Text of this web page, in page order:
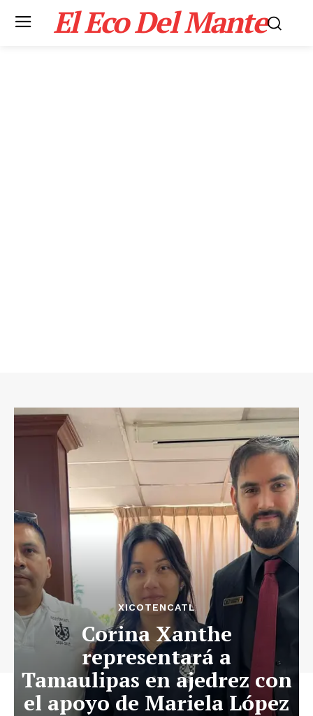
El Eco Del Mante
XICOTENCATL
Corina Xanthe
representará a
Tamaulipas en ajedrez con
el apoyo de Mariela López